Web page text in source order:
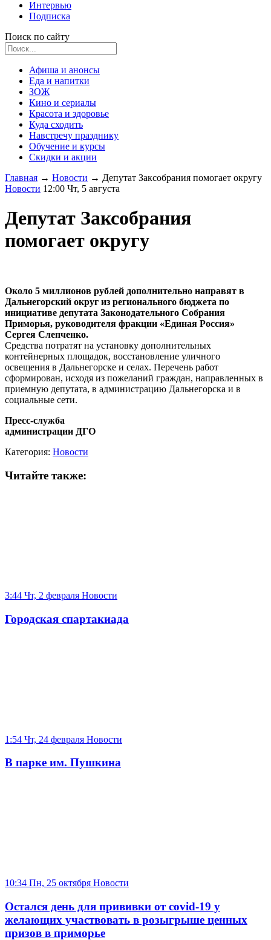
Интервью
Подписка
Поиск по сайту
Афиша и анонсы
Еда и напитки
ЗОЖ
Кино и сериалы
Красота и здоровье
Куда сходить
Навстречу празднику
Обучение и курсы
Скидки и акции
Главная → Новости → Депутат Заксобрания помогает округу
Новости 12:00 Чт, 5 августа
Депутат Заксобрания
помогает округу
Около 5 миллионов рублей дополнительно направят в
Дальнегорский округ из регионального бюджета по
инициативе депутата Законодательного Собрания
Приморья, руководителя фракции «Единая Россия»
Сергея Слепченко.
Средства потратят на установку дополнительных
контейнерных площадок, восстановление уличного
освещения в Дальнегорске и селах. Перечень работ
сформирован, исходя из пожеланий граждан, направленных в
приемную депутата, в администрацию Дальнегорска и в
социальные сети.
Пресс-служба
администрации ДГО
Категория: Новости
Читайте также:
3:44 Чт, 2 февраля Новости
Городская спартакиада
1:54 Чт, 24 февраля Новости
В парке им. Пушкина
10:34 Пн, 25 октября Новости
Остался день для прививки от covid-19 у
желающих участвовать в розыгрыше ценных
призов в приморье